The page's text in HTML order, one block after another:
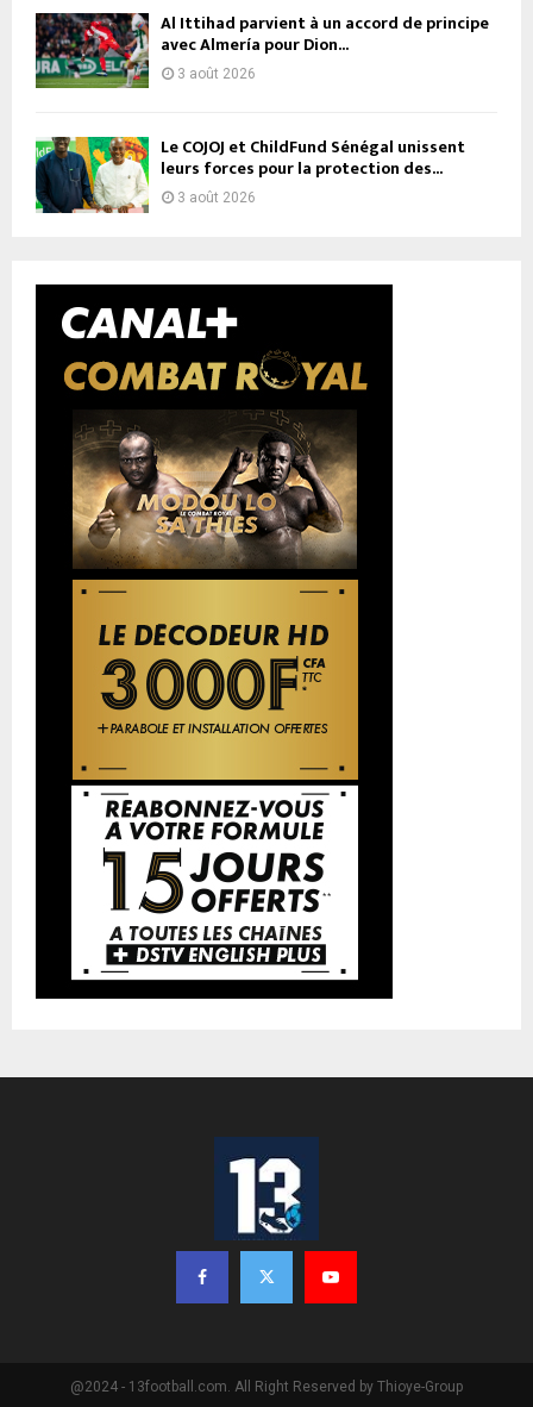
Al Ittihad parvient à un accord de principe
avec Almería pour Dion...
3 août 2026
Le COJOJ et ChildFund Sénégal unissent
leurs forces pour la protection des...
3 août 2026
@2024 - 13football.com. All Right Reserved by Thioye-Group